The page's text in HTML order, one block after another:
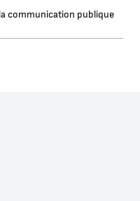
communication publique